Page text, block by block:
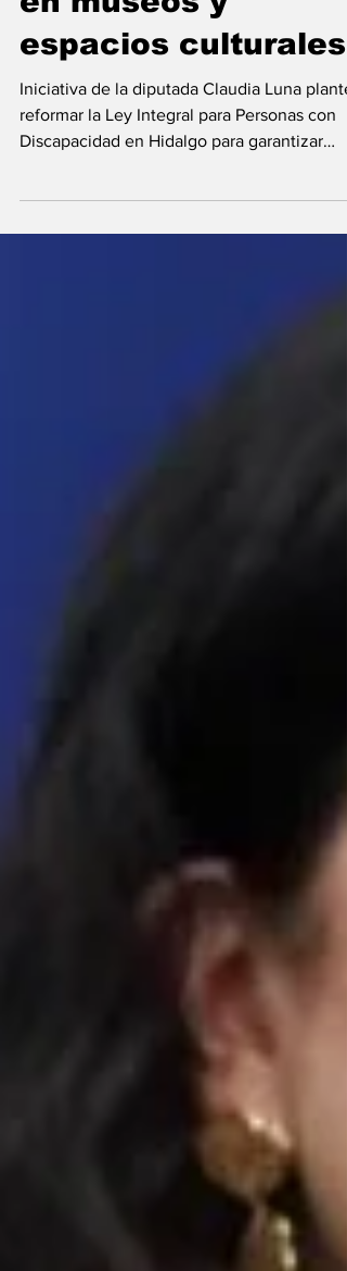
cognitiva obligatoria
en museos y
espacios culturales
Iniciativa de la diputada Claudia Luna
Discapacidad en Hidalgo para garantizar
comprensión en espacios culturales.